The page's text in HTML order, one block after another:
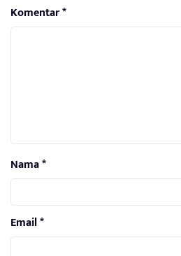
Komentar*
Nama*
Email*